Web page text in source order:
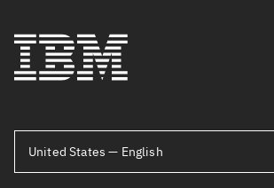
United States — English